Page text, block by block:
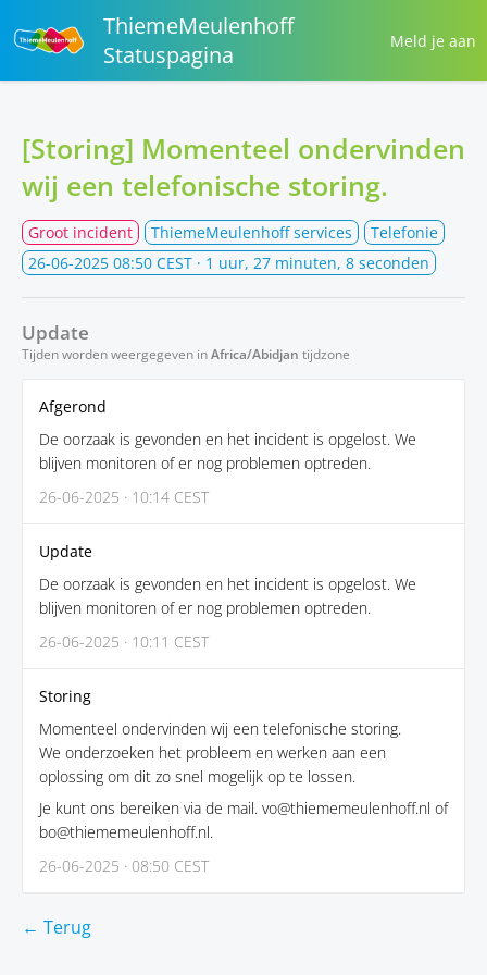
ThiemeMeulenhoff
Statuspagina
Meld je aan
[Storing] Momenteel ondervinden
wij een telefonische storing.
Groot incident ThiemeMeulenhoff services
Telefonie
26-06-2025 08:50 CEST · 1 uur, 27 minuten, 8 seconden
Update
Tijden worden weergegeven inAfrica/Abidjan tijdzone
Afgerond
De oorzaak is gevonden en het incident is opgelost. We
blijven monitoren of er nog problemen optreden.
26-06-2025 · 10:14 CEST
Update
De oorzaak is gevonden en het incident is opgelost. We
blijven monitoren of er nog problemen optreden.
26-06-2025 · 10:11 CEST
Storing
Momenteel ondervinden wij een telefonische storing.
We onderzoeken het probleem en werken aan een
oplossing om dit zo snel mogelijk op te lossen.
Je kunt ons bereiken via de mail. vo@thiememeulenhoff.nl of
bo@thiememeulenhoff.nl.
26-06-2025 · 08:50 CEST
← Terug